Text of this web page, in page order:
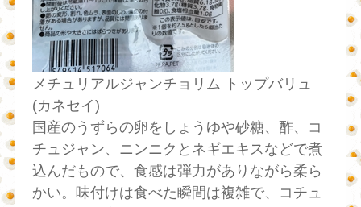
メチュリアルジャンチョリム トップバリュ
(カネセイ)
国産のうずらの卵をしょうゆや砂糖、酢、コ
チュジャン、ニンニクとネギエキスなどで煮
込んだもので、食感は弾力がありながら柔ら
かい。味付けは食べた瞬間は複雑で、コチュ